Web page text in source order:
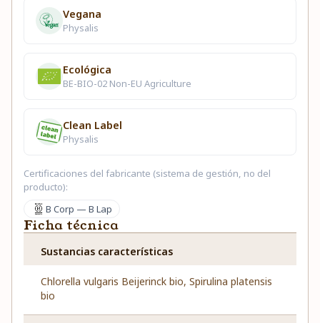
Vegana
Physalis
Ecológica
BE-BIO-02 Non-EU Agriculture
Clean Label
Physalis
Certificaciones del fabricante (sistema de gestión, no del
producto):
B Corp — B Lap
Ficha técnica
Sustancias características
Chlorella vulgaris Beijerinck bio, Spirulina platensis
bio